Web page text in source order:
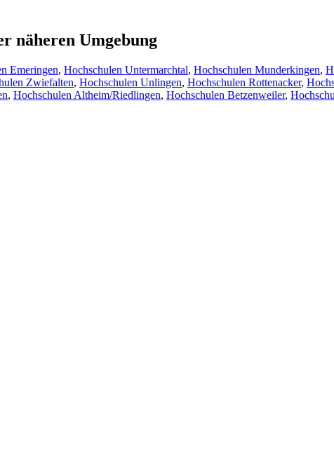
näheren Umgebung
Emeringen, Hochschulen Untermarchtal, Hochschulen Munderkingen,
Zwiefalten, Hochschulen Unlingen, Hochschulen Rottenacker,
, Hochschulen Altheim/Riedlingen, Hochschulen Betzenweiler,